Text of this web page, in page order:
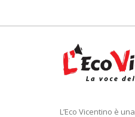
L’Eco Vicentino è